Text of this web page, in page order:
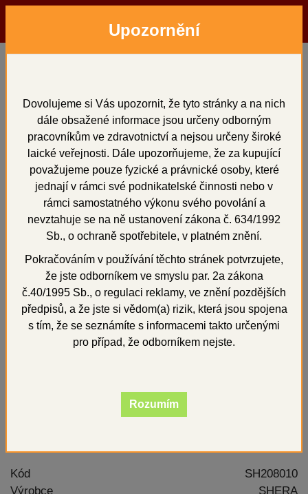
Hledat Přihlásit
SHERALIQUID 1000 ml
SHERALIQUID 1000 ml
+
Kód
SH208010
Výrobce
SHERA
Upozornění
Dovolujeme si Vás upozornit, že tyto stránky a na nich
dále obsažené informace jsou určeny odborným
pracovníkům ve zdravotnictví a nejsou určeny široké
laické veřejnosti. Dále upozorňujeme, že za kupující
považujeme pouze fyzické a právnické osoby, které
jednají v rámci své podnikatelské činnosti nebo v
rámci samostatného výkonu svého povolání a
nevztahuje se na ně ustanovení zákona č. 634/1992
Sb., o ochraně spotřebitele, v platném znění.
Pokračováním v používání těchto stránek potvrzujete,
že jste odborníkem ve smyslu par. 2a zákona
č.40/1995 Sb., o regulaci reklamy, ve znění pozdějších
předpisů, a že jste si vědom(a) rizik, která jsou spojena
s tím, že se seznámíte s informacemi takto určenými
pro případ, že odborníkem nejste.
Rozumím